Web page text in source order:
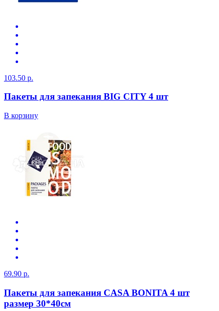
103.50 р.
Пакеты для запекания BIG CITY 4 шт
В корзину
69.90 р.
Пакеты для запекания CASA BONITA 4 шт
размер 30*40см